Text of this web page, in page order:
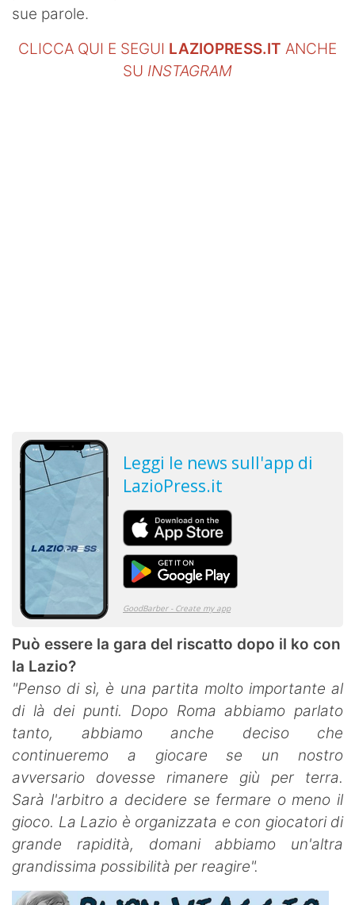
sue parole.
CLICCA QUI E SEGUI LAZIOPRESS.IT ANCHE
SU INSTAGRAM
Può essere la gara del riscatto dopo il ko con
la Lazio?
"Penso di sì, è una partita molto importante al
di là dei punti. Dopo Roma abbiamo parlato
tanto, abbiamo anche deciso che
continueremo a giocare se un nostro
avversario dovesse rimanere giù per terra.
Sarà l'arbitro a decidere se fermare o meno il
gioco. La Lazio è organizzata e con giocatori di
grande rapidità, domani abbiamo un'altra
grandissima possibilità per reagire".